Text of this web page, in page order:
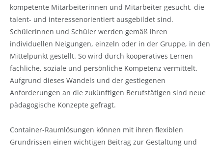
kompetente Mitarbeiterinnen und Mitarbeiter gesucht, die
talent- und interessenorientiert ausgebildet sind.
Schülerinnen und Schüler werden gemäß ihren
individuellen Neigungen, einzeln oder in der Gruppe, in den
Mittelpunkt gestellt. So wird durch kooperatives Lernen
fachliche, soziale und persönliche Kompetenz vermittelt.
Aufgrund dieses Wandels und der gestiegenen
Anforderungen an die zukünftigen Berufstätigen sind neue
pädagogische Konzepte gefragt.
Container-Raumlösungen können mit ihren flexiblen
Grundrissen einen wichtigen Beitrag zur Gestaltung und